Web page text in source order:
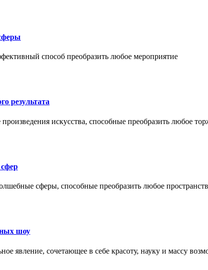
способ преобразить любое мероприятие
результата
искусства, способные преобразить любое
сферы, способные преобразить любое
шоу
явление, сочетающее в себе красоту, науку и массу